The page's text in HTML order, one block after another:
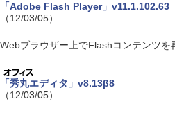
「Adobe Flash Player」v11.1.102.63
（12/03/05）
Webブラウザー上でFlashコンテンツを
「秀丸エディタ」v8.13β8
（12/03/05）